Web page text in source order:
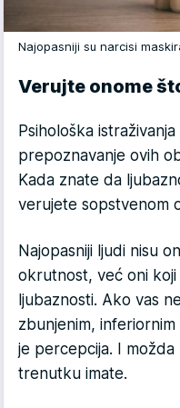
Najopasniji su narcisi
Verujte onome
Psihološka
prepoznavanje ovih
Kada znate da
verujete sopstvenom
Najopasniji ljudi nisu
okrutnost, već oni koji
ljubaznosti. Ako vas
zbunjenim,
je percepcija. I možda
trenutku imate.